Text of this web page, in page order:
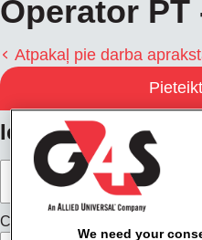
Operator PT
Atpakaļ pie darba
Iegūt norādes
Ceļošanas režīms
We need your